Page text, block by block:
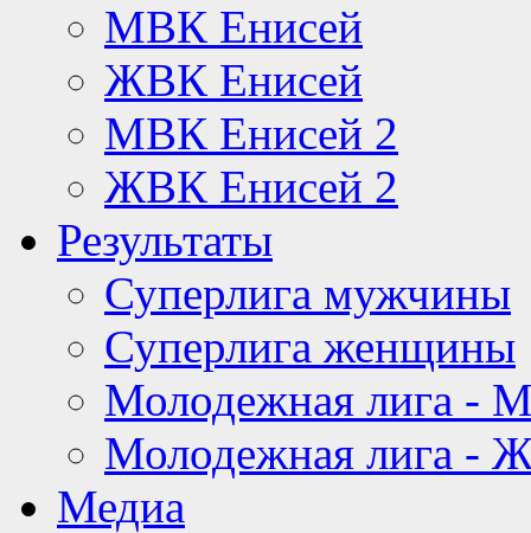
МВК Енисей
ЖВК Енисей
МВК Енисей 2
ЖВК Енисей 2
Результаты
Суперлига мужчины
Суперлига женщины
Молодежная лига -
Молодежная лига -
Медиа